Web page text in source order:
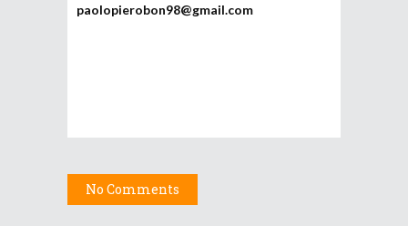
paolopierobon98@gmail.com
No Comments